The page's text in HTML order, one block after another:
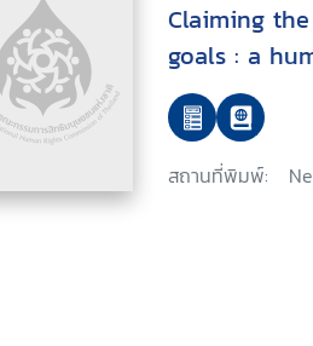
Claiming
goals : a
สถานที่พิมพ์: